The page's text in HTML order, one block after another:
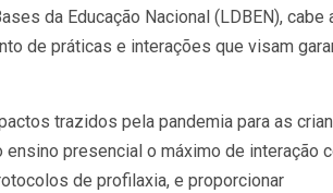
da Educação Nacional (LDBEN), cabe
de práticas e interações que visam
trazidos pela pandemia para as
presencial o máximo de interação
de profilaxia, e proporcionar